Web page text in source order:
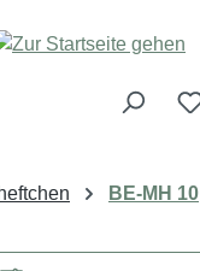
BE-MH 10